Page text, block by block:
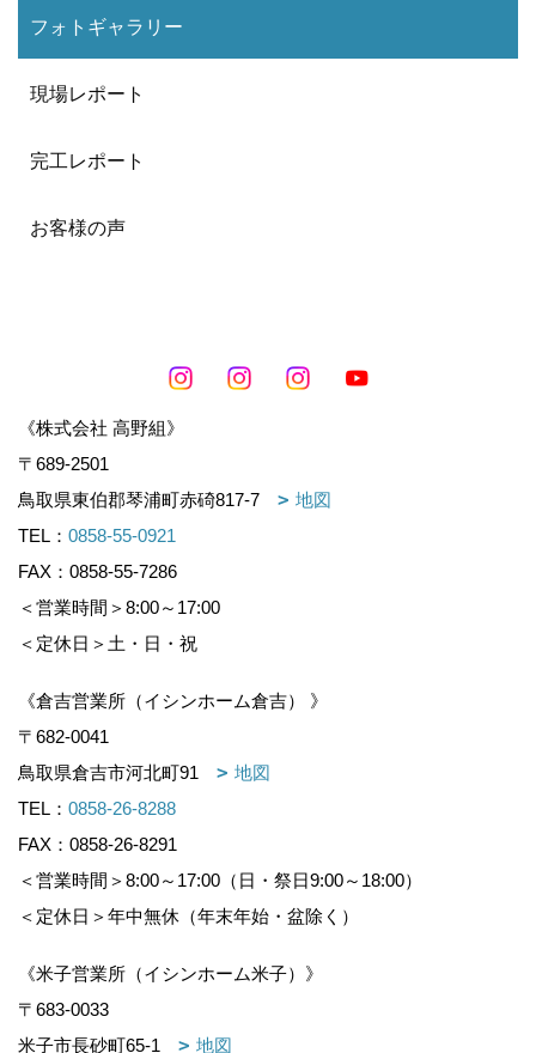
フォトギャラリー
現場レポート
完工レポート
お客様の声
《株式会社 高野組》
〒689-2501
鳥取県東伯郡琴浦町赤碕817-7
地図
TEL： 0858-55-0921
FAX：0858-55-7286
＜営業時間＞8:00～17:00
＜定休日＞土・日・祝
《倉吉営業所（イシンホーム倉吉） 》
〒682-0041
鳥取県倉吉市河北町91
地図
TEL： 0858-26-8288
FAX：0858-26-8291
＜営業時間＞8:00～17:00（日・祭日9:00～18:00）
＜定休日＞年中無休（年末年始・盆除く）
《米子営業所（イシンホーム米子）》
〒683-0033
米子市長砂町65-1
地図